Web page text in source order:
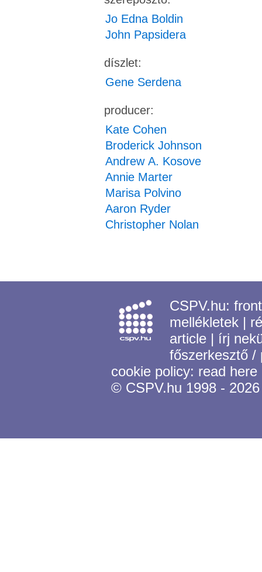
Jo Edna Boldin
John Papsidera
díszlet:
Gene Serdena
producer:
Kate Cohen
Broderick Johnson
Andrew A. Kosove
Annie Marter
Marisa Polvino
Aaron Ryder
Christopher Nolan
CSPV.hu:
mellékletek |
article | írj
főszerkesztő
cookie policy: read here
© CSPV.hu 1998 - 2026